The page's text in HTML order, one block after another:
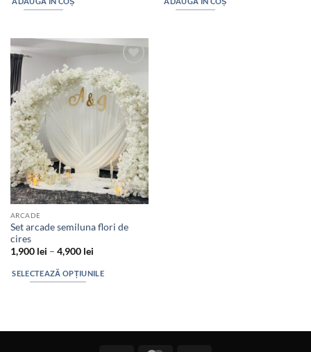
Add to
wishlist
ARCADE
Set arcade semiluna flori de
cires
1,900 lei – 4,900 leiInterval
prețuri:
1,900 lei
SELECTEAZĂ OPȚIUNILE
mai